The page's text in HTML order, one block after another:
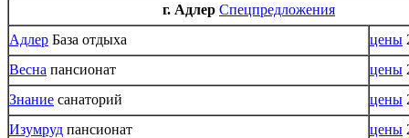
г. Адлер Спецпредложения
Адлер База отдыха цены
Весна пансионат цены
Знание санаторий цены
Изумруд пансионат цены